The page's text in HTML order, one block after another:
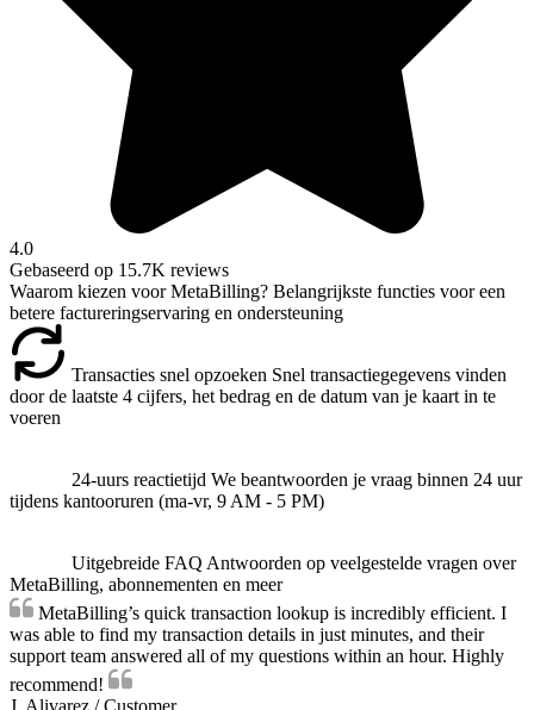
4.0
Gebaseerd op 15.7K reviews
Waarom kiezen voor MetaBilling? Belangrijkste functies voor een
betere factureringservaring en ondersteuning
Transacties snel opzoeken Snel transactiegegevens vinden
door de laatste 4 cijfers, het bedrag en de datum van je kaart in te
voeren
24-uurs reactietijd We beantwoorden je vraag binnen 24 uur
tijdens kantooruren (ma-vr, 9 AM - 5 PM)
Uitgebreide FAQ Antwoorden op veelgestelde vragen over
MetaBilling, abonnementen en meer
MetaBilling’s quick transaction lookup is incredibly efficient. I
was able to find my transaction details in just minutes, and their
support team answered all of my questions within an hour. Highly
recommend!